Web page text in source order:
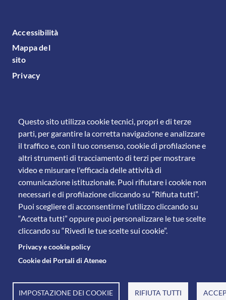
Questo sito utilizza cookie tecnici, propri e di terze
parti, per garantire la corretta navigazione e analizzare
il traffico e, con il tuo consenso, cookie di profilazione e
altri strumenti di tracciamento di terzi per mostrare
video e misurare l'efficacia delle attività di
comunicazione istituzionale. Puoi rifiutare i cookie non
necessari e di profilazione cliccando su “Rifiuta tutti”.
Puoi scegliere di acconsentirne l’utilizzo cliccando su
“Accetta tutti” oppure puoi personalizzare le tue scelte
cliccando su “Rivedi le tue scelte sui cookie”.
Privacy e cookie policy
Cookie dei Portali di Ateneo
IMPOSTAZIONE DEI COOKIE RIFIUTA TUTTI
FOOTER MENU
Accessibilità
Mappa del
sito
Privacy